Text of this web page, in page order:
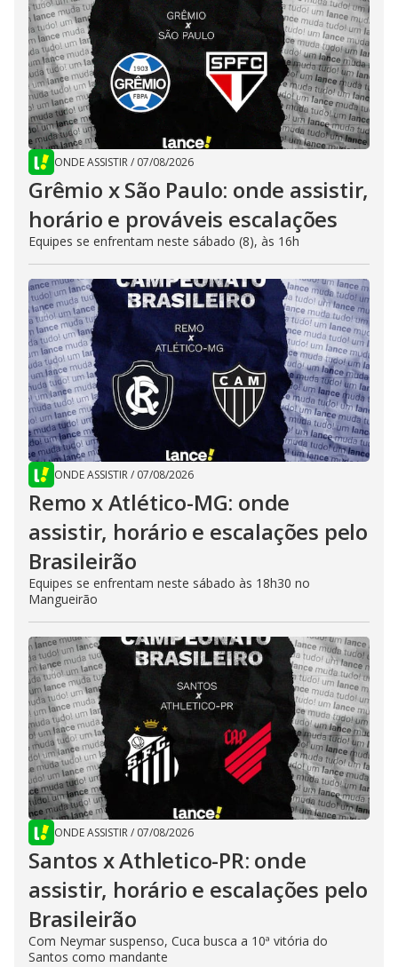
ONDE ASSISTIR/ 07/08/2026
Grêmio x São Paulo: onde assistir,
horário e prováveis escalações
Equipes se enfrentam neste sábado (8), às 16h
ONDE ASSISTIR/ 07/08/2026
Remo x Atlético-MG: onde
assistir, horário e escalações pelo
Brasileirão
Equipes se enfrentam neste sábado às 18h30 no
Mangueirão
ONDE ASSISTIR/ 07/08/2026
Santos x Athletico-PR: onde
assistir, horário e escalações pelo
Brasileirão
Com Neymar suspenso, Cuca busca a 10ª vitória do
Santos como mandante